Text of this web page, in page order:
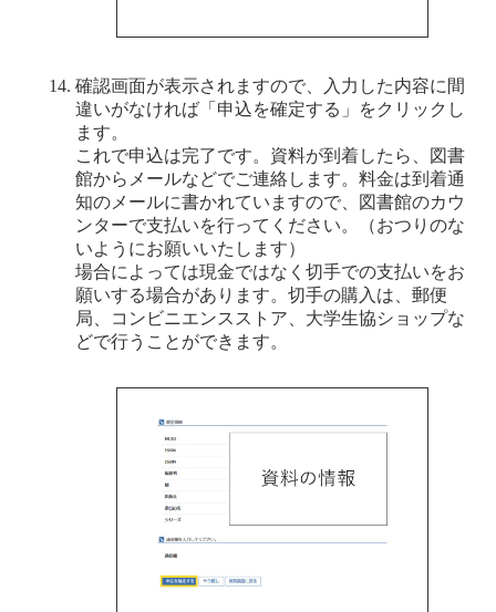
確認画面が表示されますので、入力した内容に間
違いがなければ「申込を確定する」をクリックし
ます。
これで申込は完了です。資料が到着したら、図書
館からメールなどでご連絡します。料金は到着通
知のメールに書かれていますので、図書館のカウ
ンターで支払いを行ってください。（おつりのな
いようにお願いいたします）
場合によっては現金ではなく切手での支払いをお
願いする場合があります。切手の購入は、郵便
局、コンビニエンスストア、大学生協ショップな
どで行うことができます。